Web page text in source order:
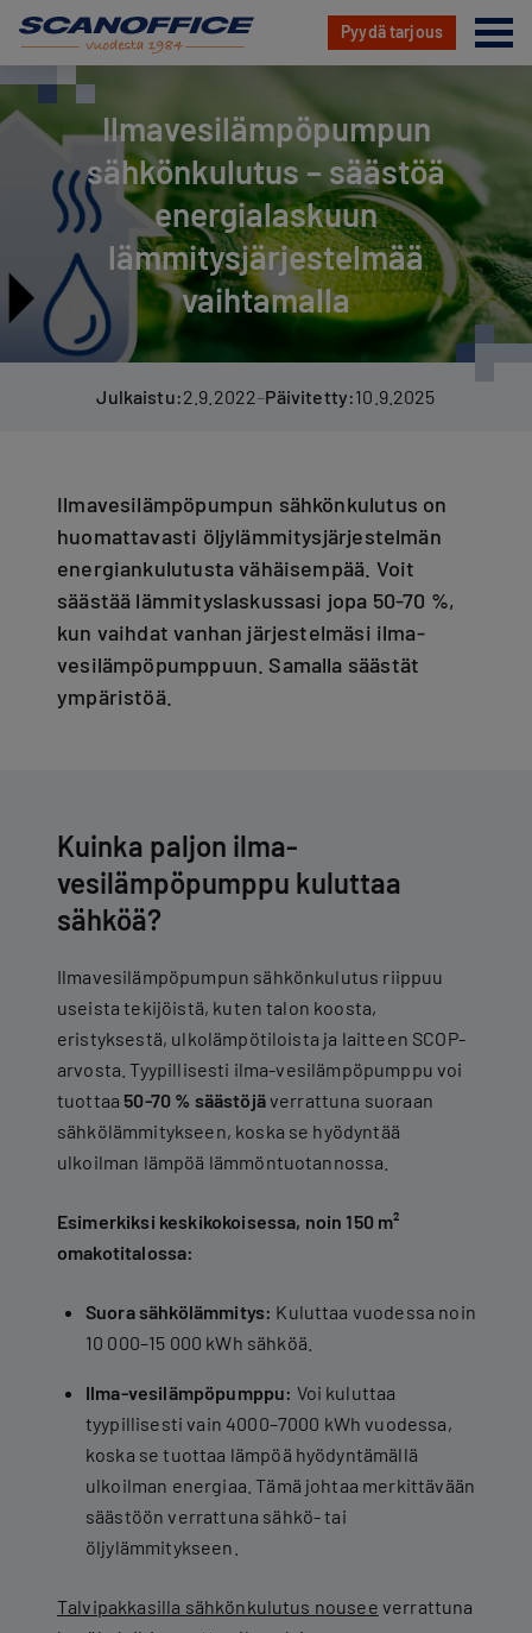
sisältöön
Pyydä tarjous
Ilmavesilämpöpumpun
sähkönkulutus – säästöä
energialaskuun
lämmitysjärjestelmää
vaihtamalla
Julkaistu:2.9.2022–Päivitetty:10.9.2025
Ilmavesilämpöpumpun sähkönkulutus on
huomattavasti öljylämmitysjärjestelmän
energiankulutusta vähäisempää. Voit
säästää lämmityslaskussasi jopa 50-70 %,
kun vaihdat vanhan järjestelmäsi ilma-
vesilämpöpumppuun. Samalla säästät
ympäristöä.
Kuinka paljon ilma-
vesilämpöpumppu kuluttaa
sähköä?
Ilmavesilämpöpumpun sähkönkulutus riippuu
useista tekijöistä, kuten talon koosta,
eristyksestä, ulkolämpötiloista ja laitteen SCOP-
arvosta. Tyypillisesti ilma-vesilämpöpumppu voi
tuottaa 50-70 % säästöjäverrattuna suoraan
sähkölämmitykseen, koska se hyödyntää
ulkoilman lämpöä lämmöntuotannossa.
Esimerkiksi keskikokoisessa, noin 150 m²
omakotitalossa:
Suora sähkölämmitys: Kuluttaa vuodessa noin
10 000–15 000 kWh sähköä.
Ilma-vesilämpöpumppu: Voi kuluttaa
tyypillisesti vain 4000–7000 kWh vuodessa,
koska se tuottaa lämpöä hyödyntämällä
ulkoilman energiaa. Tämä johtaa merkittävään
säästöön verrattuna sähkö- tai
öljylämmitykseen.
Talvipakkasilla sähkönkulutus nousee verrattuna